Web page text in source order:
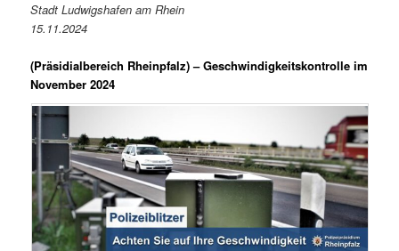
Stadt Ludwigshafen am Rhein
15.11.2024
(Präsidialbereich Rheinpfalz)– Geschwindigkeitskontrolle im
November 2024